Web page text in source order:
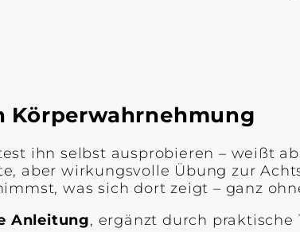
Körperwahrnehmung
ihn selbst ausprobieren – weißt
aber wirkungsvolle Übung zur
was sich dort zeigt – ganz
Anleitung, ergänzt durch